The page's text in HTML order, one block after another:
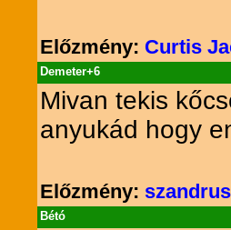
Előzmény: Curtis
Demeter+6
Mivan tekis
anyukád hogy
Előzmény:
Bétó